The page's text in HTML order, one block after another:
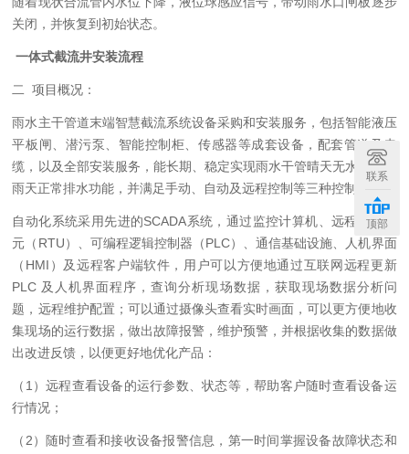
关闭，并恢复到初始状态。
一体式截流井安装流程
二 项目概况：
雨水主干管道末端智慧截流系统设备采购和安装服务，包括智能液压
平板闸、潜污泵、智能控制柜、传感器等成套设备，配套管道及电
缆，以及全部安装服务，能长期、稳定实现雨水干管晴天无水外排、
雨天正常排水功能，并满足手动、自动及远程控制等三种控制方式。
自动化系统采用先进的SCADA系统，通过监控计算机、远程终端单
元（RTU）、可编程逻辑控制器（PLC）、通信基础设施、人机界面
（HMI）及远程客户端软件，用户可以方便地通过互联网远程更新
PLC 及人机界面程序，查询分析现场数据，获取现场数据分析问
题，远程维护配置；可以通过摄像头查看实时画面，可以更方便地收
集现场的运行数据，做出故障报警，维护预警，并根据收集的数据做
出改进反馈，以便更好地优化产品：
（1）远程查看设备的运行参数、状态等，帮助客户随时查看设备运
行情况；
（2）随时查看和接收设备报警信息，第一时间掌握设备故障状态和
联系
顶部